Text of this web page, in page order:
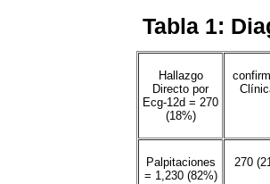
Tabla 1:
Hallazgo
Directo por
Ecg-12d = 270
(18%)
Palpitaciones
= 1,230 (82%)
270